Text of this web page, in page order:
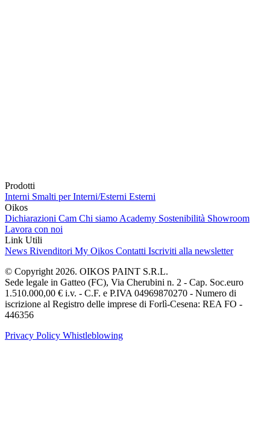
Prodotti
Interni Smalti per Interni/Esterni Esterni
Oikos
Dichiarazioni Cam Chi siamo Academy Sostenibilità Showroom
Lavora con noi
Link Utili
News Rivenditori My Oikos Contatti Iscriviti alla newsletter
© Copyright 2026. OIKOS PAINT S.R.L.
Sede legale in Gatteo (FC), Via Cherubini n. 2 - Cap. Soc.euro
1.510.000,00 € i.v. - C.F. e P.IVA 04969870270 - Numero di
iscrizione al Registro delle imprese di Forlì-Cesena: REA FO -
446356
Privacy Policy Whistleblowing